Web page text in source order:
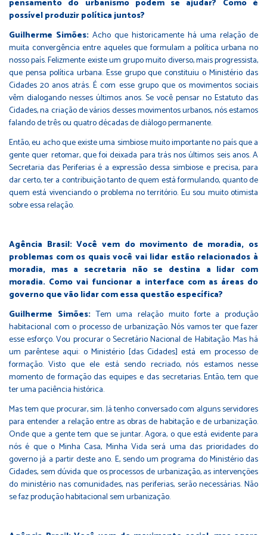
pensamento do urbanismo podem se ajudar? Como é
possível produzir política juntos?
Guilherme Simões: Acho que historicamente há uma relação de
muita convergência entre aqueles que formulam a política urbana no
nosso país. Felizmente existe um grupo muito diverso, mais progressista,
que pensa política urbana. Esse grupo que constituiu o Ministério das
Cidades 20 anos atrás. É com esse grupo que os movimentos sociais
vêm dialogando nesses últimos anos. Se você pensar no Estatuto das
Cidades, na criação de vários desses movimentos urbanos, nós estamos
falando de três ou quatro décadas de diálogo permanente.
Então, eu acho que existe uma simbiose muito importante no país que a
gente quer retomar, que foi deixada para trás nos últimos seis anos. A
Secretaria das Periferias é a expressão dessa simbiose e precisa, para
dar certo, ter a contribuição tanto de quem está formulando, quanto de
quem está vivenciando o problema no território. Eu sou muito otimista
sobre essa relação.
Agência Brasil: Você vem do movimento de moradia, os
problemas com os quais você vai lidar estão relacionados à
moradia, mas a secretaria não se destina a lidar com
moradia. Como vai funcionar a interface com as áreas do
governo que vão lidar com essa questão específica?
Guilherme Simões:Tem uma relação muito forte a produção
habitacional com o processo de urbanização. Nós vamos ter que fazer
esse esforço. Vou procurar o Secretário Nacional de Habitação. Mas há
um parêntese aqui: o Ministério [das Cidades] está em processo de
formação. Visto que ele está sendo recriado, nós estamos nesse
momento de formação das equipes e das secretarias. Então, tem que
ter uma paciência histórica.
Mas tem que procurar, sim. Já tenho conversado com alguns servidores
para entender a relação entre as obras de habitação e de urbanização.
Onde que a gente tem que se juntar. Agora, o que está evidente para
nós é que o Minha Casa, Minha Vida será uma das prioridades do
governo já a partir deste ano. E, sendo um programa do Ministério das
Cidades, sem dúvida que os processos de urbanização, as intervenções
do ministério nas comunidades, nas periferias, serão necessárias. Não
se faz produção habitacional sem urbanização.